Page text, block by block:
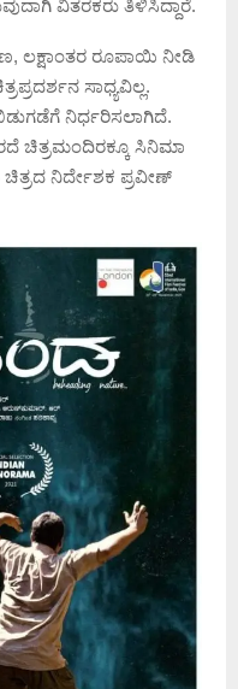
ವಿತರಕರು ತಿಳಿಸಿದ್ದಾರೆ.
ಲಕ್ಷಾಂತರ ರೂಪಾಯಿ ನೀಡಿ
ಸಾಧ್ಯವಿಲ್ಲ.
ಬಿಡುಗಡೆಗೆ ನಿರ್ಧರಿಸಲಾಗಿದೆ.
ಚಿತ್ರಮಂದಿರಕ್ಕೂ ಸಿನಿಮಾ
ಚಿತ್ರದ ನಿರ್ದೇಶಕ ಪ್ರವೀಣ್‌